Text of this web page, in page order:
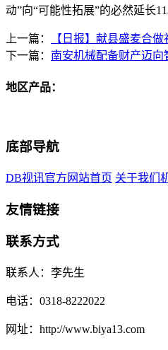
动”向“可能性拓展”的必然延长11
上一篇：
【日报】献县盛麦合
下一篇： 南安机械配备财产迈向
地区产品：
底部导航
DB视讯官方网站首页 关于我们
友情链接
联系方式
联系人：李先生
电话：0318-8222022
网址：http://www.biya13.com